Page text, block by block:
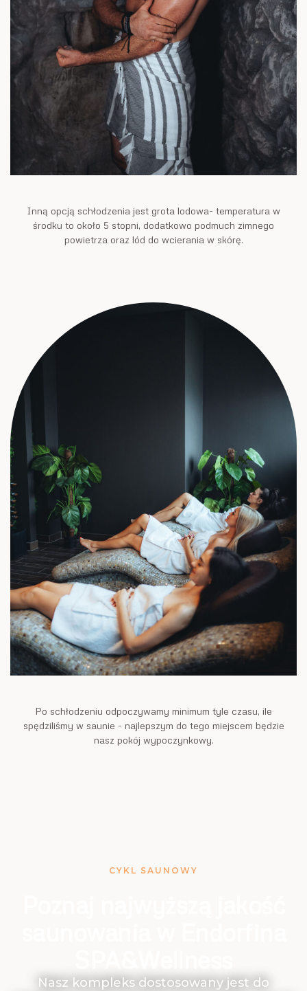
Inną opcją schłodzenia jest grota lodowa- temperatura w
środku to około 5 stopni, dodatkowo podmuch zimnego
powietrza oraz lód do wcierania w skórę.
Po schłodzeniu odpoczywamy minimum tyle czasu, ile
spędziliśmy w saunie - najlepszym do tego miejscem będzie
nasz pokój wypoczynkowy.
CYKL SAUNOWY
Nasz kompleks dostosowany jest do